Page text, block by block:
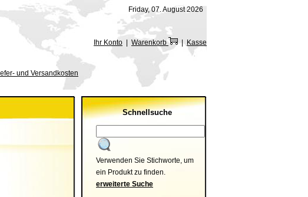
Friday, 07. August 2026
Ihr Konto Warenkorb | Kasse
und Versandkosten
Schnellsuche
Verwenden Sie Stichworte, um
ein Produkt zu finden.
erweiterte Suche